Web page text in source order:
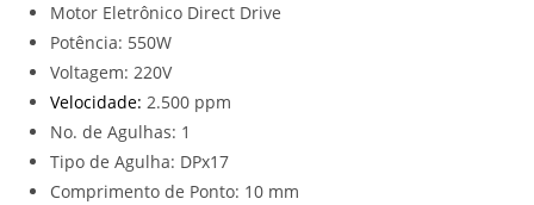
Motor Eletrônico Direct Drive
Potência: 550W
Voltagem: 220V
Velocidade:2.500 ppm
No. de Agulhas: 1
Tipo de Agulha: DPx17
Comprimento de Ponto: 10 mm